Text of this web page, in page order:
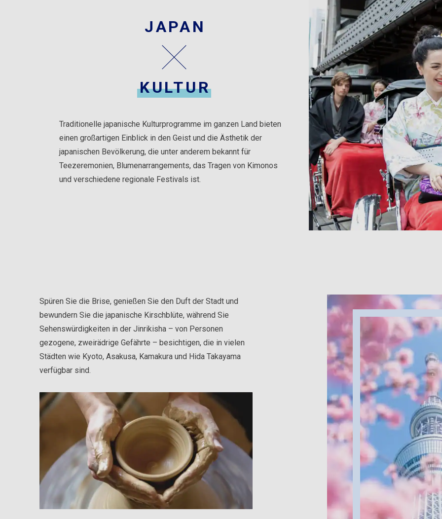
JAPAN
KULTUR
Traditionelle japanische Kulturprogramme im ganzen Land bieten
einen großartigen Einblick in den Geist und die Ästhetik der
japanischen Bevölkerung, die unter anderem bekannt für
Teezeremonien, Blumenarrangements, das Tragen von Kimonos
und verschiedene regionale Festivals ist.
Spüren Sie die Brise, genießen Sie den Duft der Stadt und
bewundern Sie die japanische Kirschblüte, während Sie
Sehenswürdigkeiten in der Jinrikisha – von Personen
gezogene, zweirädrige Gefährte – besichtigen, die in vielen
Städten wie Kyoto, Asakusa, Kamakura und Hida Takayama
verfügbar sind.